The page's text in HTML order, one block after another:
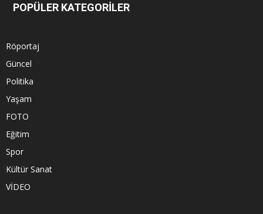
POPÜLER KATEGORİLER
Röportaj
Güncel
Politika
Yaşam
FOTO
Eğitim
Spor
Kültür Sanat
VİDEO